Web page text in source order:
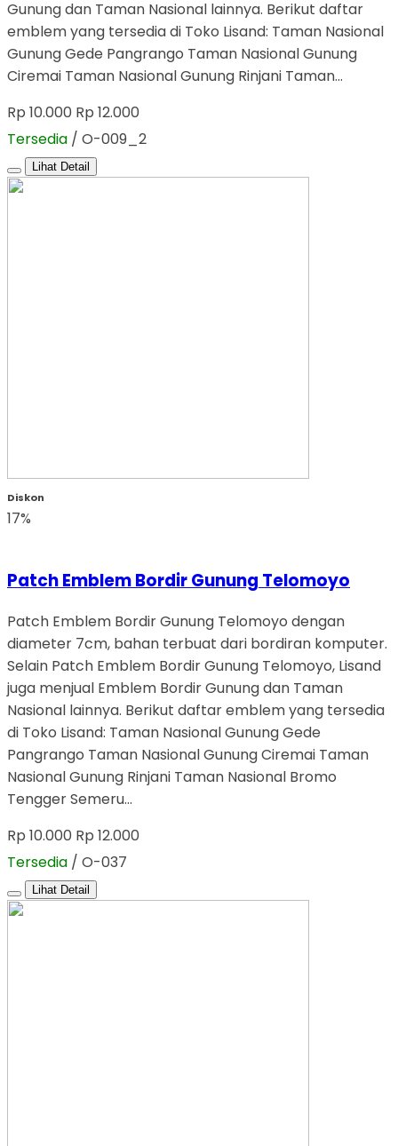
Gunung dan Taman Nasional lainnya. Berikut daftar
emblem yang tersedia di Toko Lisand: Taman Nasional
Gunung Gede Pangrango Taman Nasional Gunung
Ciremai Taman Nasional Gunung Rinjani Taman…
Rp 10.000 Rp 12.000
Tersedia / O-009_2
Lihat Detail
Diskon
17%
Patch Emblem Bordir Gunung Telomoyo
Patch Emblem Bordir Gunung Telomoyo dengan
diameter 7cm, bahan terbuat dari bordiran komputer.
Selain Patch Emblem Bordir Gunung Telomoyo, Lisand
juga menjual Emblem Bordir Gunung dan Taman
Nasional lainnya. Berikut daftar emblem yang tersedia
di Toko Lisand: Taman Nasional Gunung Gede
Pangrango Taman Nasional Gunung Ciremai Taman
Nasional Gunung Rinjani Taman Nasional Bromo
Tengger Semeru…
Rp 10.000 Rp 12.000
Tersedia / O-037
Lihat Detail